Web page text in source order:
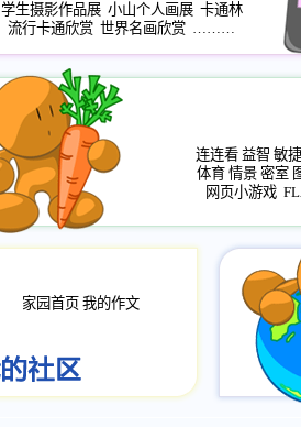
学生摄影作品展 小山个人画展 卡通林
流行卡通欣赏 世界名画欣赏 ………
连连看 益智 敏捷
体育 情景 密室
网页小游戏
家园首页 我的作文